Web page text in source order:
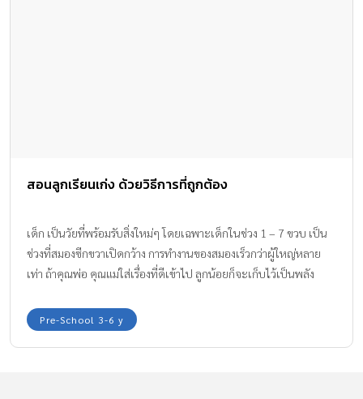
สอนลูกเรียนเก่ง ด้วยวิธีการที่ถูกต้อง
เด็ก เป็นวัยที่พร้อมรับสิ่งใหม่ๆ โดยเฉพาะเด็กในช่วง 1 – 7 ขวบ เป็น
ช่วงที่สมองซีกขวาเปิดกว้าง การทำงานของสมองเร็วกว่าผู้ใหญ่หลาย
เท่า ถ้าคุณพ่อ คุณแม่ใส่เรื่องที่ดีเข้าไป ลูกน้อยก็จะเก็บไว้เป็นพลัง
เรียนเก่ง กัน
Pre-School 3-6 y